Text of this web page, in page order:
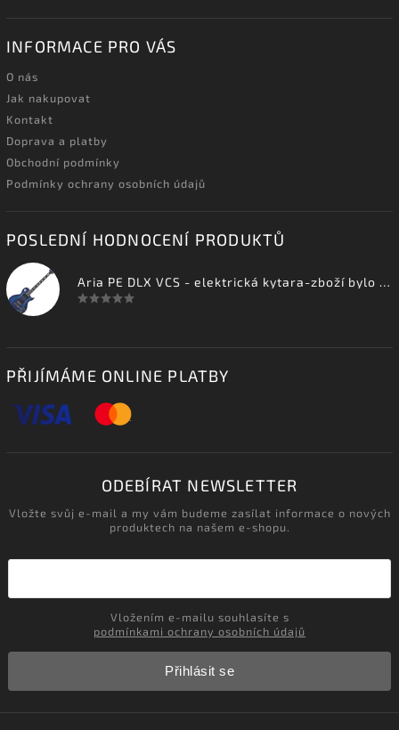
INFORMACE PRO VÁS
O nás
Jak nakupovat
Kontakt
Doprava a platby
Obchodní podmínky
Podmínky ochrany osobních údajů
POSLEDNÍ HODNOCENÍ PRODUKTŮ
Aria PE DLX VCS - elektrická kytara-zboží bylo vystaveno na prodejně
PŘIJÍMÁME ONLINE PLATBY
ODEBÍRAT NEWSLETTER
Vložte svůj e-mail a my vám budeme zasílat informace o nových
produktech na našem e-shopu.
podmínkami ochrany osobních údajů
Přihlásit se